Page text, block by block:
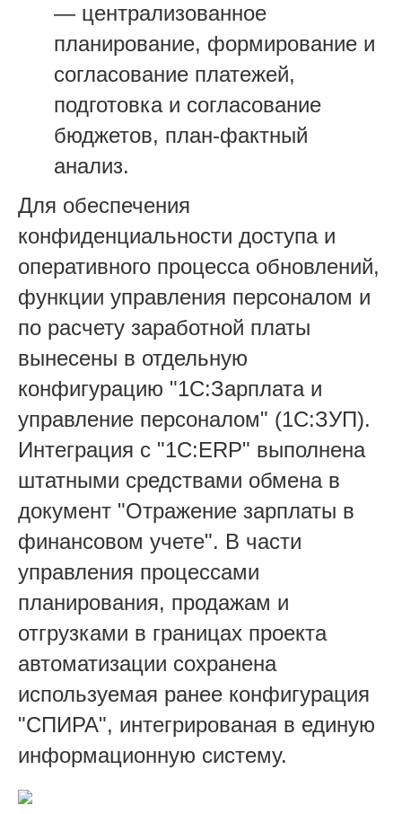
— централизованное
планирование, формирование и
согласование платежей,
подготовка и согласование
бюджетов, план-фактный
анализ.
Для обеспечения
конфиденциальности доступа и
оперативного процесса обновлений,
функции управления персоналом и
по расчету заработной платы
вынесены в отдельную
конфигурацию "1С:Зарплата и
управление персоналом" (1С:ЗУП).
Интеграция с "1С:ERP" выполнена
штатными средствами обмена в
документ "Отражение зарплаты в
финансовом учете". В части
управления процессами
планирования, продажам и
отгрузками в границах проекта
автоматизации сохранена
используемая ранее конфигурация
"СПИРА", интегрированая в единую
информационную систему.